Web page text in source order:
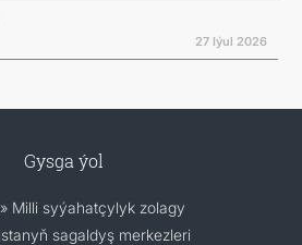
27 Iýul 2026
Gysga ýol
Milli syýahatçylyk zolagy
sagaldyş merkezleri